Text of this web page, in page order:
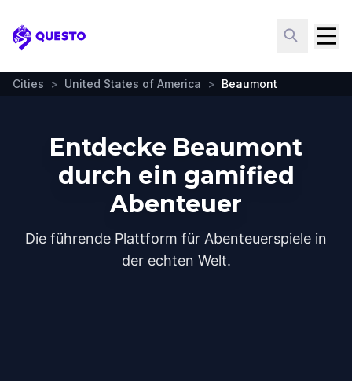
Questo
Cities > United States of America > Beaumont
Entdecke Beaumont
durch ein gamified
Abenteuer
Die führende Plattform für Abenteuerspiele in
der echten Welt.